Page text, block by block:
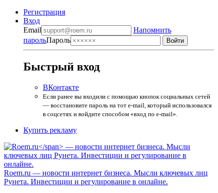
Регистрация
Вход
Email
Напомнить
парольПароль
Быстрый вход
ВКонтакте
Если ранее вы входили с помощью кнопок социальных сетей
— восстановите пароль на тот e-mail, который использовался
в соцсетях и войдите способом «вход по e-mail».
Купить рекламу
Roem.ru — новости интернет бизнеса. Мысли ключевых лиц
Рунета. Инвестиции и регулирование в онлайне.